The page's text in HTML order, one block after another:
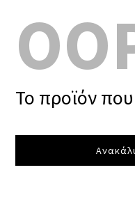
Το προϊόν που